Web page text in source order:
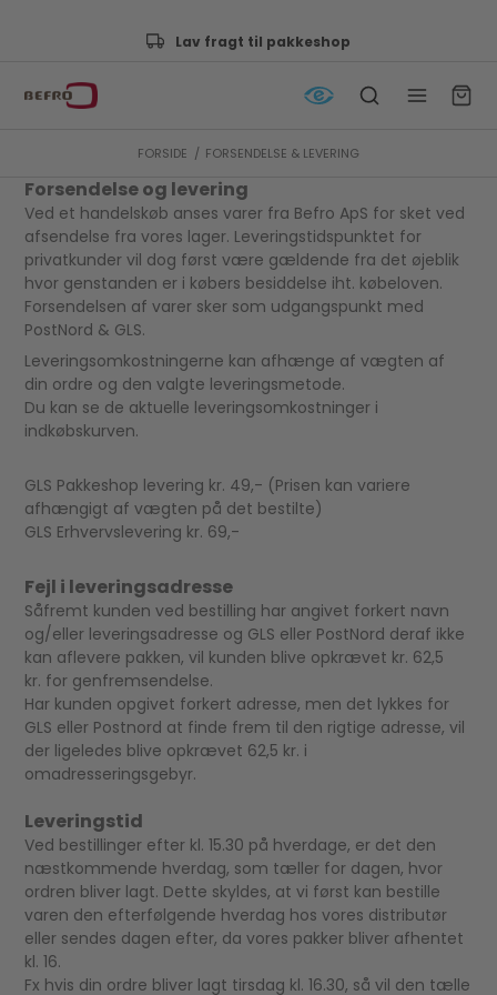
Lav fragt til pakkeshop
FORSIDE / FORSENDELSE & LEVERING
Forsendelse og levering
Ved et handelskøb anses varer fra Befro ApS for sket ved
afsendelse fra vores lager. Leveringstidspunktet for
privatkunder vil dog først være gældende fra det øjeblik
hvor genstanden er i købers besiddelse iht. købeloven.
Forsendelsen af varer sker som udgangspunkt med
PostNord & GLS.
Leveringsomkostningerne kan afhænge af vægten af
din ordre og den valgte leveringsmetode.
Du kan se de aktuelle leveringsomkostninger i
indkøbskurven.
GLS Pakkeshop levering kr. 49,- (Prisen kan variere
afhængigt af vægten på det bestilte)
GLS Erhvervslevering kr. 69,-
Fejl i leveringsadresse
Såfremt kunden ved bestilling har angivet forkert navn
og/eller leveringsadresse og GLS eller PostNord deraf ikke
kan aflevere pakken, vil kunden blive opkrævet kr. 62,5
kr. for genfremsendelse.
Har kunden opgivet forkert adresse, men det lykkes for
GLS eller Postnord at finde frem til den rigtige adresse, vil
der ligeledes blive opkrævet 62,5 kr. i
omadresseringsgebyr.
Leveringstid
Ved bestillinger efter kl. 15.30 på hverdage, er det den
næstkommende hverdag, som tæller for dagen, hvor
ordren bliver lagt. Dette skyldes, at vi først kan bestille
varen den efterfølgende hverdag hos vores distributør
eller sendes dagen efter, da vores pakker bliver afhentet
kl. 16.
Fx hvis din ordre bliver lagt tirsdag kl. 16.30, så vil den tælle